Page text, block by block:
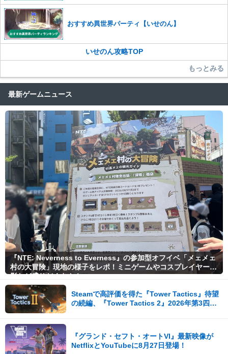
おすすめ異世界パーティ【いせのん】
いせのん攻略TOP
もっとみる
最新ゲームニュース
『NTE: Neverness to Everness』の参加型オフイベ「メェメェ
村の大冒険」現地の様子をレポ！ミニゲームやコスプレイヤー撮
影など盛りだくさん！
Steamで高評価を得た『Tower Tactics』待望
の続編、『Tower Tactics 2』2026年第3四半
『グランド・セフト・オートVI』最新映像が
NetflixとYouTubeに8月27日登場！